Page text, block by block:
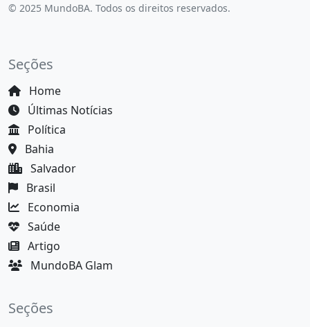
© 2025 MundoBA. Todos os direitos reservados.
Seções
Home
Últimas Notícias
Política
Bahia
Salvador
Brasil
Economia
Saúde
Artigo
MundoBA Glam
Seções